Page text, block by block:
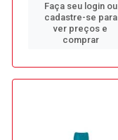
Faça seu login ou
cadastre-se para
ver preços e
comprar